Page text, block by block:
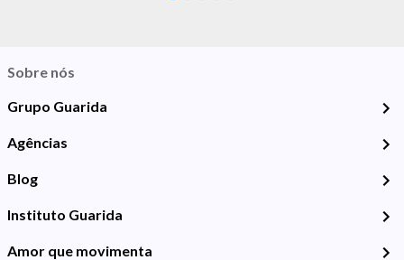
Sobre nós
Grupo Guarida
Agências
Blog
Instituto Guarida
Amor que movimenta